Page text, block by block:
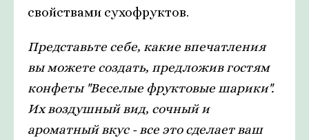
свойствами сухофруктов.
Представьте себе, какие впечатления
вы можете создать, предложив гостям
конфеты "Веселые фруктовые шарики".
Их воздушный вид, сочный и
ароматный вкус - все это сделает ваш